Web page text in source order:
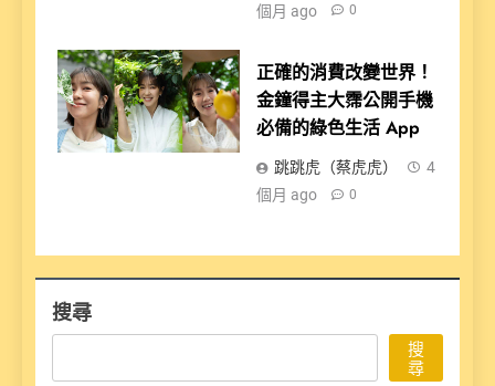
個月 ago
0
正確的消費改變世界！
金鐘得主大霈公開手機
必備的綠色生活 App
跳跳虎（蔡虎虎）
4
個月 ago
0
搜尋
搜
尋